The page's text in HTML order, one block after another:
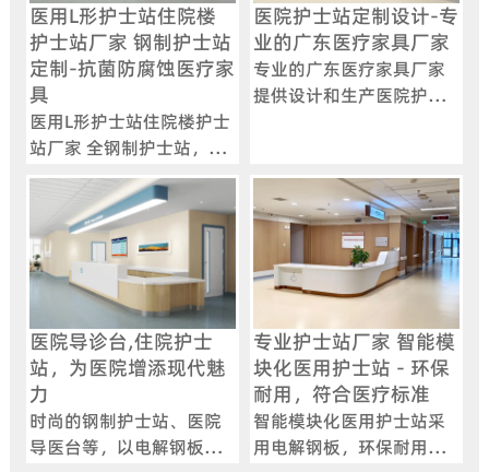
医用L形护士站住院楼
护士站厂家 钢制护士站
定制-抗菌防腐蚀医疗家
具
医用L形护士站住院楼护士
站厂家 全钢制护士站，采
用酸洗磷化工艺，防锈耐
磨，支持模块化组合与智
能化功能扩展。
医院护士站定制设计-专
业的广东医疗家具厂家
专业的广东医疗家具厂家
提供设计和生产医院护士
提供弧形、U型等多样化设
计，支持定制化服务。
医院导诊台,住院护士
站，为医院增添现代魅
力
时尚的钢制护士站、医院
导医台等，以电解钢板为
专业护士站厂家 智能模
块化医用护士站 - 环保
耐用，符合医疗标准
智能模块化医用护士站采
用电解钢板，环保耐用，